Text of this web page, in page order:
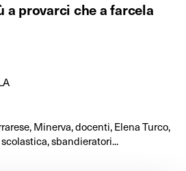
a provarci che a farcela
Minerva, docenti, Elena Turco,
sbandieratori...